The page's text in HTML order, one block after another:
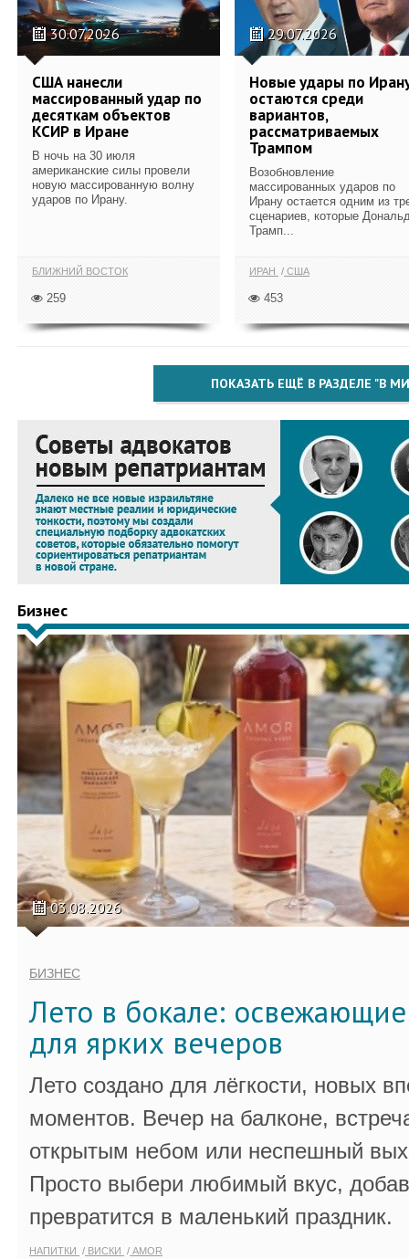
30.07.2026
США нанесли
массированный удар по
десяткам объектов
КСИР в Иране
В ночь на 30 июля
американские силы провели
новую массированную волну
ударов по Ирану.
БЛИЖНИЙ ВОСТОК
259
29.07.2026
Новые удары по
остаются среди
вариантов,
рассматриваемых
Трампом
Возобновление
массированных ударов по
Ирану остается одним из
сценариев, которые
Трамп...
ИРАН США
453
ПОКАЗАТЬ ЕЩЁ В РАЗДЕЛЕ "В
Бизнес
03.08.2026
БИЗНЕС
Лето в бокале:
для ярких вечеров
Лето создано для лёгкости, новых
моментов. Вечер на балконе,
открытым небом или неспешный
Просто выбери любимый вкус,
превратится в маленький праздник.
НАПИТКИ ВИСКИ AMOR